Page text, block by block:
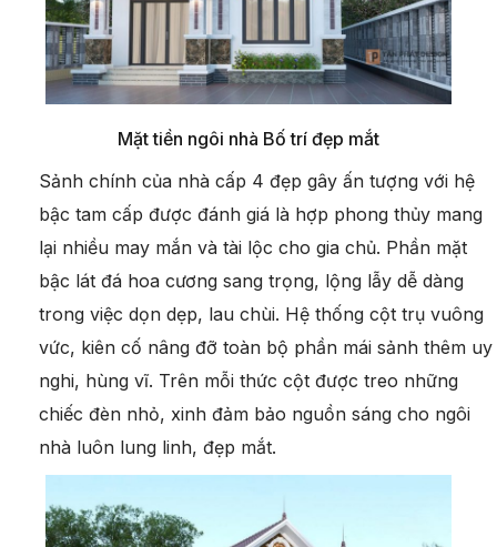
Mặt tiền ngôi nhà Bố trí đẹp mắt
Sảnh chính của nhà cấp 4 đẹp gây ấn tượng với hệ
bậc tam cấp được đánh giá là hợp phong thủy mang
lại nhiều may mắn và tài lộc cho gia chủ. Phần mặt
bậc lát đá hoa cương sang trọng, lộng lẫy dễ dàng
trong việc dọn dẹp, lau chùi. Hệ thống cột trụ vuông
vức, kiên cố nâng đỡ toàn bộ phần mái sảnh thêm uy
nghi, hùng vĩ. Trên mỗi thức cột được treo những
chiếc đèn nhỏ, xinh đảm bảo nguồn sáng cho ngôi
nhà luôn lung linh, đẹp mắt.